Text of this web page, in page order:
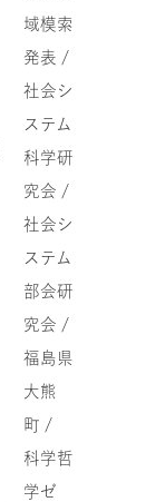
域模索
発表 /
社会シ
ステム
科学研
究会 /
社会シ
ステム
部会研
究会 /
福島県
大熊
町 /
科学哲
学ゼ